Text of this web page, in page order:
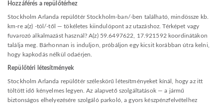
Hozzáférés a repülőtérhez
Stockholm Arlanda repülőtér Stockholm-ban/-ben található, mindössze kb.
km-re a(z) -tól/-től — tökéletes kiindulópont az utazáshoz. Térképet vagy
fuvarozó alkalmazást használ? A(z) 59.6497622, 17.921592 koordinátákon
találja meg. Bárhonnan is induljon, próbáljon egy kicsit korábban útra kelni,
hogy kapkodás nélkül odaérjen.
Repülőtéri létesítmények
Stockholm Arlanda repülőtér széleskörű létesítményeket kínál, hogy az itt
töltött idő kényelmes legyen. Az alapvető szolgáltatások — a jármű
biztonságos elhelyezésére szolgáló parkoló, a gyors készpénzfelvételhez